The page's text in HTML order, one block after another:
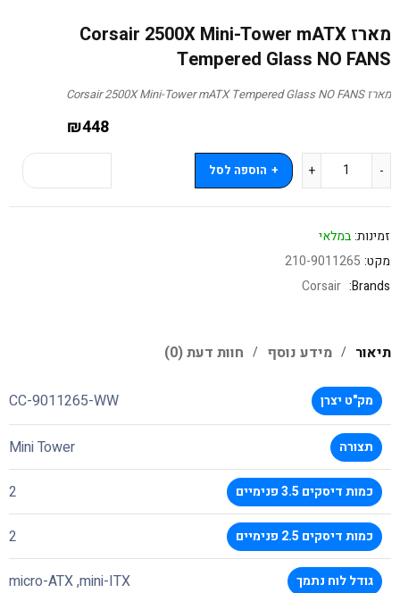
מארז Corsair 2500X Mini-Tower mATX
Tempered Glass NO FANS
מארז Corsair 2500X Mini-Tower mATX Tempered Glass NO FANS
₪448
הוספה לסל
זמינות:במלאי
מקט: 210-9011265
Brands:
Corsair
תיאור מידע נוסף חוות דעת (0)
מק"ט יצרן CC-9011265-WW
תצורה Mini Tower
כמות דיסקים 3.5 פנימיים 2
כמות דיסקים 2.5 פנימיים 2
גודל לוח נתמך micro-ATX ,mini-ITX